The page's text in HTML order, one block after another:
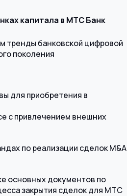
капитала в МТС Банк
тренды банковской цифровой
поколения
для приобретения в
c привлечением внешних
по реализации сделок M&A
основных документов по
закрытия сделок для МТС